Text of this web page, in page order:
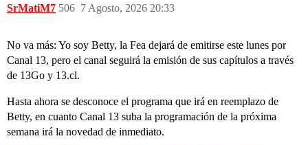
SrMatiM7 7 Agosto, 2026 20:33
506
No va más: Yo soy Betty, la Fea dejará de emitirse este lunes por
Canal 13, pero el canal seguirá la emisión de sus capítulos a través
de 13Go y 13.cl.
Hasta ahora se desconoce el programa que irá en reemplazo de
Betty, en cuanto Canal 13 suba la programación de la próxima
semana irá la novedad de inmediato.